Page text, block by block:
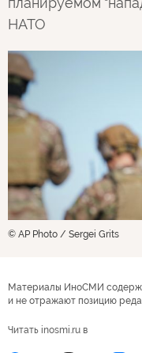
НАТО
© AP Photo / Sergei Grits
Материалы ИноСМИ
и не отражают позицию
Читать inosmi.ru в